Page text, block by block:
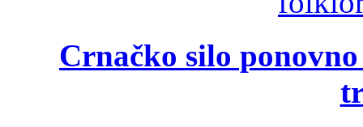
Crnačko silo